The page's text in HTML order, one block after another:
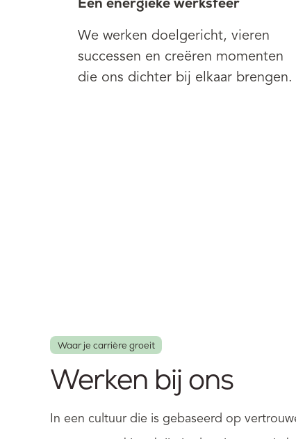
We werken doelgericht, vieren
successen en creëren momenten
die ons dichter bij elkaar brengen.
Waar je carrière groeit
Werken bij ons
In een cultuur die is gebaseerd op